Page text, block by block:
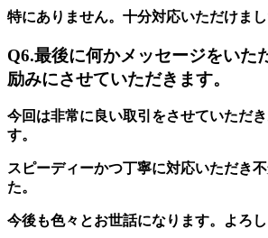
特にありません。十分対応いただけまし
Q6.最後に何かメッセージをいた
励みにさせていただきます。
今回は非常に良い取引をさせていただ
す。
スピーディーかつ丁寧に対応いただき
た。
今後も色々とお世話になります。よろし